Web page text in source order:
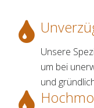
Unsere
um bei
und